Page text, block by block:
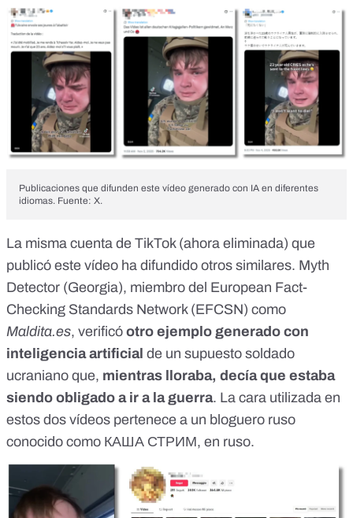
Publicaciones que difunden este vídeo generado con IA en diferentes
idiomas. Fuente: X.
La misma cuenta de TikTok (ahora eliminada) que
publicó este vídeo ha difundido otros similares. Myth
Detector (Georgia), miembro del European Fact-
Checking Standards Network (EFCSN) como
Maldita.es, verificó otro ejemplo generado con
inteligencia artificial de un supuesto soldado
ucraniano que, mientras lloraba, decía que estaba
siendo obligado a ir a la guerra. La cara utilizada en
estos dos vídeos pertenece a un bloguero ruso
conocido como КАША СТРИМ, en ruso.